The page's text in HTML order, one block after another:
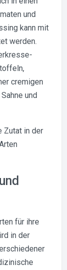
und
kann mit
werden.
cremigen
und
Zutat in der
für ihre
in der